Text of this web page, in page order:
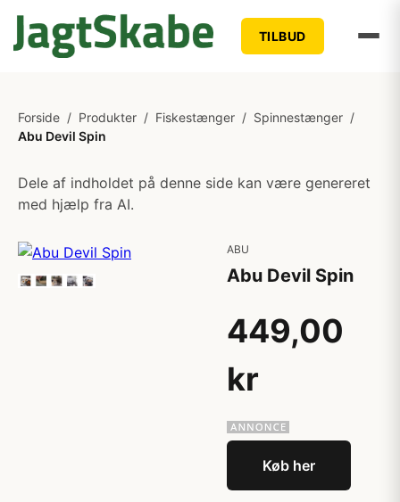
TILBUD
Forside / Produkter / Fiskestænger / Spinnestænger /
Abu Devil Spin
Dele af indholdet på denne side kan være genereret
med hjælp fra AI.
ABU
Abu Devil Spin
449,00
kr
Køb her